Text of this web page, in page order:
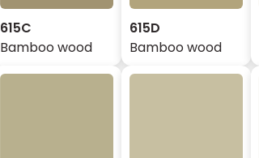
615C
Bamboo wood
615D
Bamboo wood